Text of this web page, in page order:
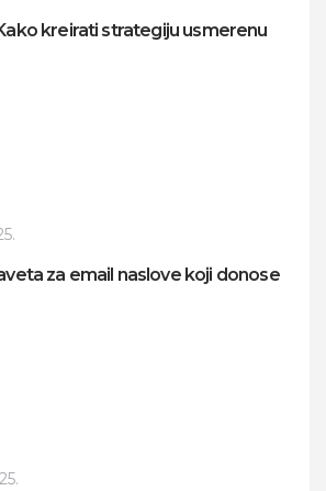
kreirati strategiju usmerenu
za email naslove koji donose